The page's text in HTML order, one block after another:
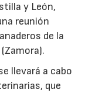
y León,
reunión
de la
llevará a cabo
que